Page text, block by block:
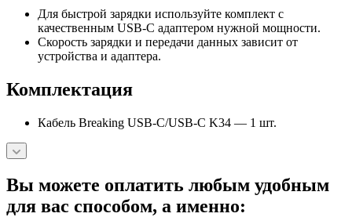
Для быстрой зарядки используйте комплект с
качественным USB‑C адаптером нужной мощности.
Скорость зарядки и передачи данных зависит от
устройства и адаптера.
Комплектация
Кабель Breaking USB‑C/USB‑C K34 — 1 шт.
Вы можете оплатить любым удобным
для вас способом, а именно: